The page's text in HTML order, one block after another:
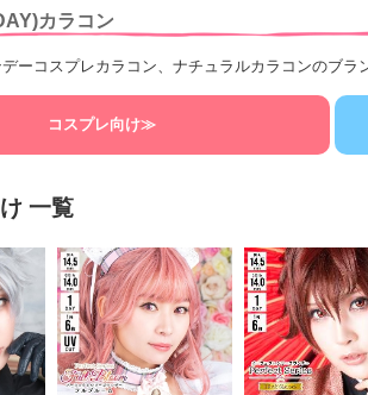
カラコン
ーコスプレカラコン、ナチュラルカラコンのブラ
コスプレ向け≫
一覧